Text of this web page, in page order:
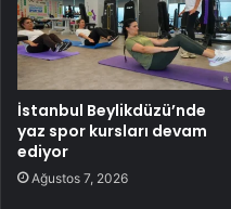
İstanbul Beylikdüzü’nde
yaz spor kursları devam
ediyor
Ağustos 7, 2026